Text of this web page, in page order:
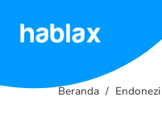
Beranda Endonezi